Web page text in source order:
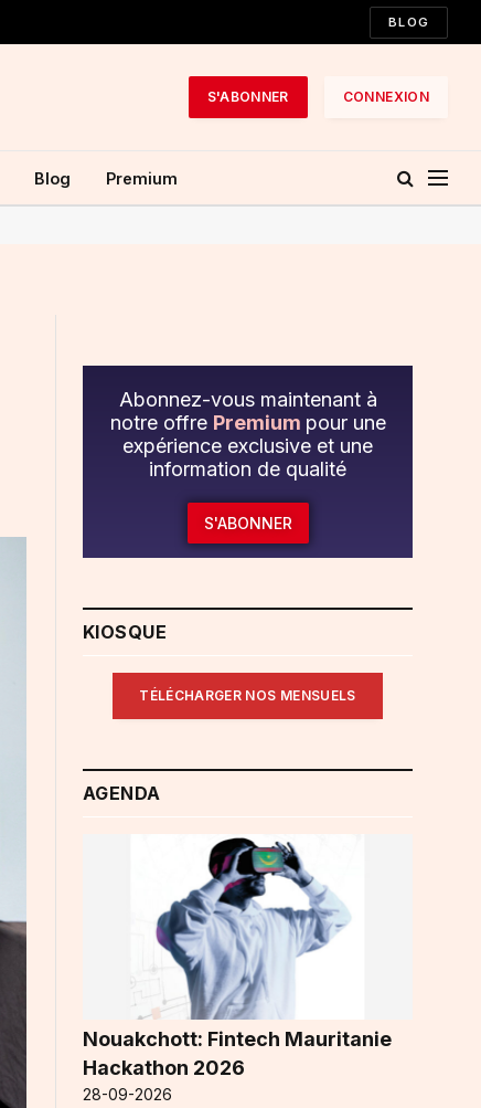
BLOG
S'ABONNER CONNEXION
Blog Premium
Abonnez-vous maintenant à
notre offre Premium pour une
expérience exclusive et une
information de qualité
S'ABONNER
KIOSQUE
TÉLÉCHARGER NOS MENSUELS
AGENDA
Nouakchott: Fintech Mauritanie
Hackathon 2026
28-09-2026